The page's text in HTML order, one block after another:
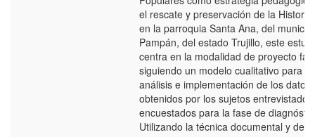
el rescate y preservación de la Historia
en la parroquia Santa Ana, del
Pampán, del estado Trujillo, este
centra en la modalidad de proyecto
siguiendo un modelo cualitativo para el
análisis e implementación de los datos
obtenidos por los sujetos
encuestados para la fase de
Utilizando la técnica documental y de